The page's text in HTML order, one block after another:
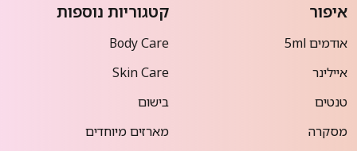
איפור
אודמים 5ml
איילינר
טנטים
מסקרה
קטגוריות נוספות
Body Care
Skin Care
בישום
מארזים מיוחדים